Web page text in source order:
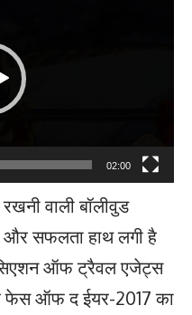
02:00
वाली बॉलीवुड
और सफलता हाथ लगी है
ऑफ ट्रैवल एजेट्स
फेस ऑफ द ईयर-2017 का